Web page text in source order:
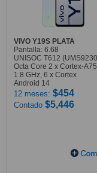
VIVO Y19S PLATA
Pantalla: 6.68
UNISOC T612
Octa Core 2 x Cortex-
1.8 GHz, 6 x Cortex
Android 14
12 meses: $454
Contado $5,446